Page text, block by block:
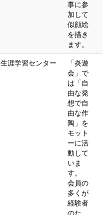
事に参
加して
似顔絵
を描き
ます。
生涯学習センター
「炎遊
会」で
は「自
由な発
想で自
由な作
陶」を
モット
ーに活
動して
いま
す。
会員の
多くが
経験者
のた